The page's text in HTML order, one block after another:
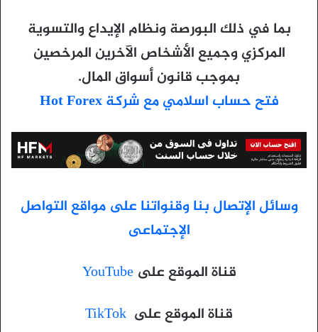
بما في ذلك البورصة ونظام الإيداع والتسوية
المركزي وجميع الأشخاص الآخرين المرخصين
بموجب قانون أسواق المال.
فتح حساب اسلامي مع شركة Hot Forex
وسائل الإتصال بنا وقنواتنا على مواقع التواصل
الإجتماعى
قناة الموقع علىYouTube
قناة الموقع على TikTok